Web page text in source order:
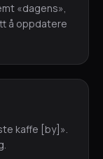
«dagens»,
å oppdatere
kaffe [by]».